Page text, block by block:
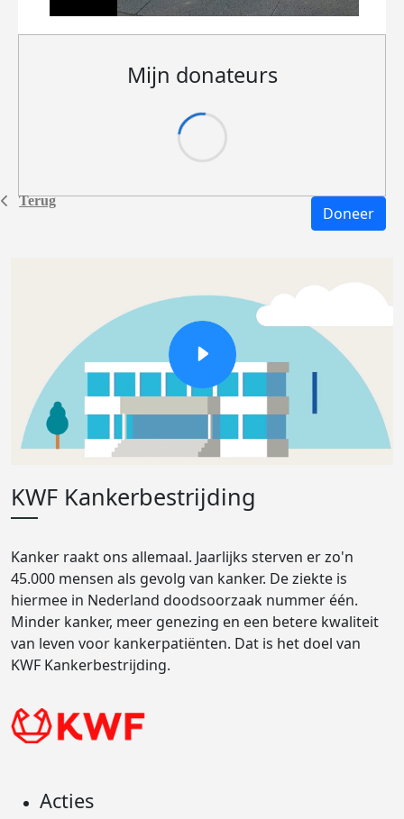
Terug
Mijn donateurs
Doneer
KWF Kankerbestrijding
Kanker raakt ons allemaal. Jaarlijks sterven er zo'n
45.000 mensen als gevolg van kanker. De ziekte is
hiermee in Nederland doodsoorzaak nummer één.
Minder kanker, meer genezing en een betere kwaliteit
van leven voor kankerpatiënten. Dat is het doel van
KWF Kankerbestrijding.
Acties